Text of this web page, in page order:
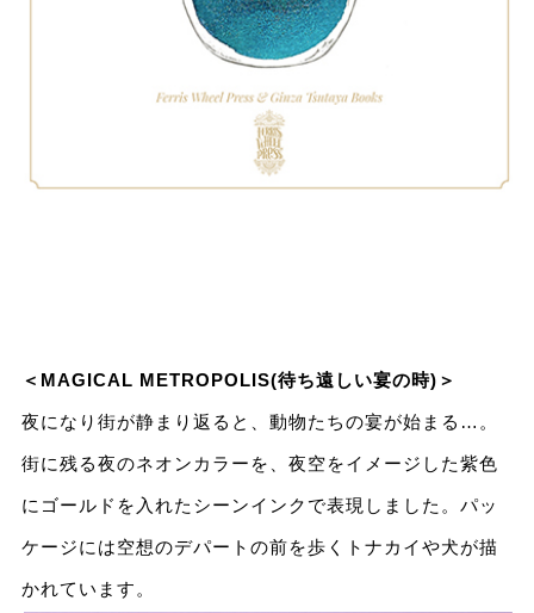
＜MAGICAL METROPOLIS(待ち遠しい宴の時)＞
夜になり街が静まり返ると、動物たちの宴が始まる…。
街に残る夜のネオンカラーを、夜空をイメージした紫⾊
にゴールドを⼊れたシーンインクで表現しました。パッ
ケージには空想のデパートの前を歩くトナカイや⽝が描
かれています。